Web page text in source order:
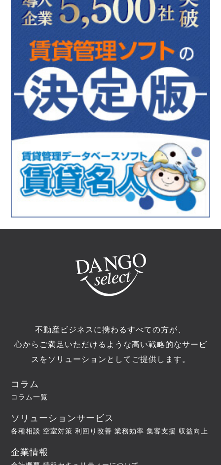
不動産ビジネスに携わるすべての方が、
心からご満足いただけるような高い戦略的なサービ
スをソリューションとしてご提供します。
コラム
コラム一覧
ソリューションサービス
各種相談 空室対策 利回り改善 業務効率 集客支援 収益向上
企業情報